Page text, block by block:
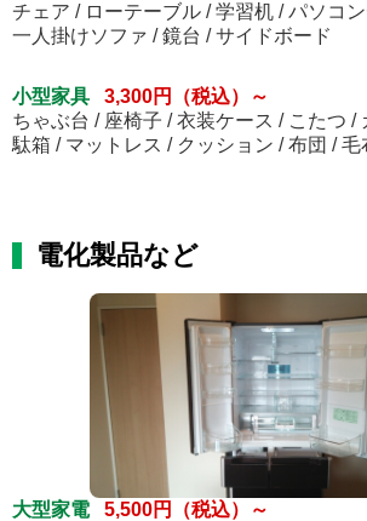
チェア / ローテーブル / 学習机 / パソコ
一人掛けソファ / 鏡台 / サイドボード
小型家具
3,300円（税込）～
ちゃぶ台 / 座椅子 / 衣装ケース / こたつ /
駄箱 / マットレス / クッション / 布団 / 毛
電化製品など
大型家電
5,500円（税込）～